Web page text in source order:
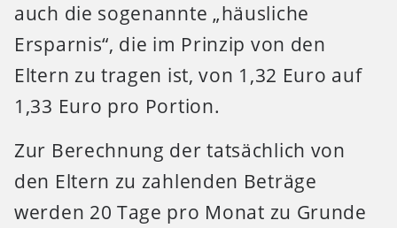
auch die sogenannte „häusliche
Ersparnis“, die im Prinzip von den
Eltern zu tragen ist, von 1,32 Euro auf
1,33 Euro pro Portion.
Zur Berechnung der tatsächlich von
den Eltern zu zahlenden Beträge
werden 20 Tage pro Monat zu Grunde